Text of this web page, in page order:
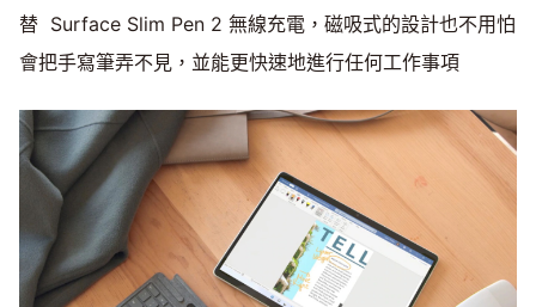
替 Surface Slim Pen 2 無線充電，磁吸式的設計也不用怕
會把手寫筆弄不見，並能更快速地進行任何工作事項